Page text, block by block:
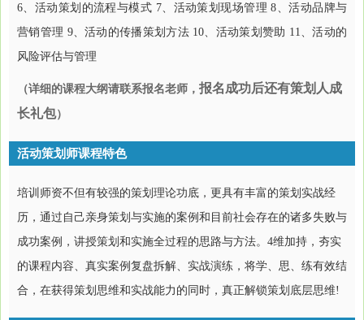
6、活动策划的流程与模式 7、活动策划现场管理 8、活动品牌与
营销管理 9、活动的传播策划方法 10、活动策划赞助 11、活动的
风险评估与管理
（详细的课程大纲请联系报名老师， 报名成功后还有策划人成
长礼包）
活动策划师课程特色
培训师资不但有较强的策划理论功底，更具有丰富的策划实战经
历，通过自己亲身策划与实施的案例和目前社会存在的诸多失败与
成功案例，讲授策划和实施全过程的思路与方法。4维加持，夯实
的课程内容、真实案例复盘拆解、实战演练，将学、思、练有效结
合，在获得策划思维和实战能力的同时，真正解锁策划底层思维!